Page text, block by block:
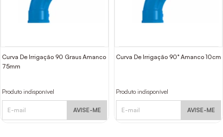
Curva De Irrigação 90 Graus Amanco
75mm
Produto indisponível
AVISE-ME
Curva De Irrigação 90° Amanco 10cm
Produto indisponível
AVISE-ME